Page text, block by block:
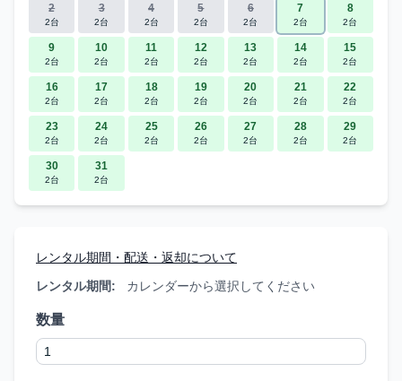
2
2台
3
2台
4
2台
5
2台
6
2台
7
2台
8
2台
9
2台
10
2台
11
2台
12
2台
13
2台
14
2台
15
2台
16
2台
17
2台
18
2台
19
2台
20
2台
21
2台
22
2台
23
2台
24
2台
25
2台
26
2台
27
2台
28
2台
29
2台
30
2台
31
2台
レンタル期間・配送・返却について
レンタル期間:
カレンダーから選択してください
数量